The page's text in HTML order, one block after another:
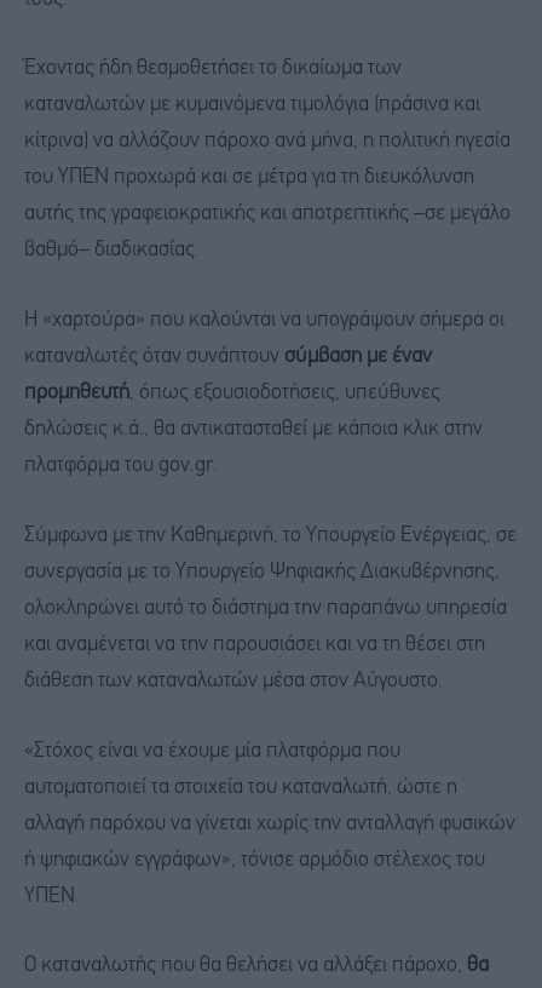
Έχοντας ήδη θεσμοθετήσει το δικαίωμα των
καταναλωτών με κυμαινόμενα τιμολόγια (πράσινα και
κίτρινα) να αλλάζουν πάροχο ανά μήνα, η πολιτική ηγεσία
του ΥΠΕΝ προχωρά και σε μέτρα για τη διευκόλυνση
αυτής της γραφειοκρατικής και αποτρεπτικής –σε μεγάλο
βαθμό– διαδικασίας.
Η «χαρτούρα» που καλούνται να υπογράψουν σήμερα οι
καταναλωτές όταν συνάπτουν σύμβαση με έναν
προμηθευτή, όπως εξουσιοδοτήσεις, υπεύθυνες
δηλώσεις κ.ά., θα αντικατασταθεί με κάποια κλικ στην
πλατφόρμα του gov.gr.
Σύμφωνα με την Καθημερινή, το Υπουργείο Ενέργειας, σε
συνεργασία με το Υπουργείο Ψηφιακής Διακυβέρνησης,
ολοκληρώνει αυτό το διάστημα την παραπάνω υπηρεσία
και αναμένεται να την παρουσιάσει και να τη θέσει στη
διάθεση των καταναλωτών μέσα στον Αύγουστο.
«Στόχος είναι να έχουμε μία πλατφόρμα που
αυτοματοποιεί τα στοιχεία του καταναλωτή, ώστε η
αλλαγή παρόχου να γίνεται χωρίς την ανταλλαγή φυσικών
ή ψηφιακών εγγράφων», τόνισε αρμόδιο στέλεχος του
ΥΠΕΝ.
Ο καταναλωτής που θα θελήσει να αλλάξει πάροχο, θα